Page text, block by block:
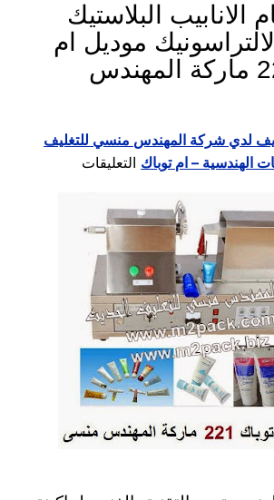
الانابيب البلاستيك
موديل ام
تو باك 221 ماركة المهندس
لدي شركة المهندس منسي للتغليف
الهندسية – ام توباك التعليقاتعلى
الانابيب
موديل
ام
تو
باك
221
ماركة